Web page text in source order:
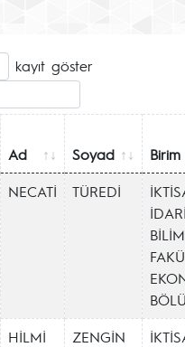
kayıt göster
Ad Soyad
Birim
NECATİ TÜREDİ
HİLMİ ZENGİN